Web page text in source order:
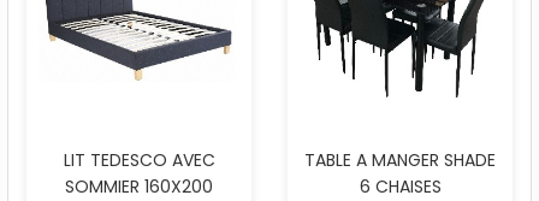
LIT TEDESCO AVEC
SOMMIER 160X200
TABLE A MANGER SHADE
6 CHAISES